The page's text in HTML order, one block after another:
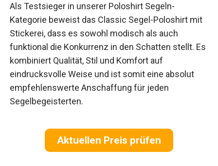
Als Testsieger in unserer Poloshirt Segeln-
Kategorie beweist das Classic Segel-Poloshirt mit
Stickerei, dass es sowohl modisch als auch
funktional die Konkurrenz in den Schatten stellt. Es
kombiniert Qualität, Stil und Komfort auf
eindrucksvolle Weise und ist somit eine absolut
empfehlenswerte Anschaffung für jeden
Segelbegeisterten.
Aktuellen Preis prüfen